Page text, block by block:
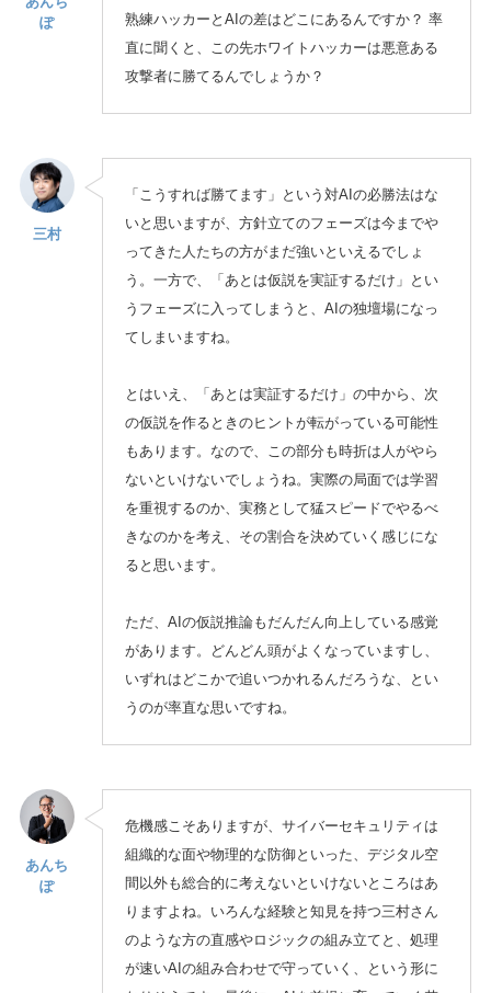
ぽ
熟練ハッカーとAIの差はどこにあるんですか？ 率
直に聞くと、この先ホワイトハッカーは悪意ある
攻撃者に勝てるんでしょうか？
三村
「こうすれば勝てます」という対AIの必勝法はな
いと思いますが、方針立てのフェーズは今までや
ってきた人たちの方がまだ強いといえるでしょ
う。一方で、「あとは仮説を実証するだけ」とい
うフェーズに入ってしまうと、AIの独壇場になっ
てしまいますね。
とはいえ、「あとは実証するだけ」の中から、次
の仮説を作るときのヒントが転がっている可能性
もあります。なので、この部分も時折は人がやら
ないといけないでしょうね。実際の局面では学習
を重視するのか、実務として猛スピードでやるべ
きなのかを考え、その割合を決めていく感じにな
ると思います。
ただ、AIの仮説推論もだんだん向上している感覚
があります。どんどん頭がよくなっていますし、
いずれはどこかで追いつかれるんだろうな、とい
うのが率直な思いですね。
あんち
ぽ
危機感こそありますが、サイバーセキュリティは
組織的な面や物理的な防御といった、デジタル空
間以外も総合的に考えないといけないところはあ
りますよね。いろんな経験と知見を持つ三村さん
のような方の直感やロジックの組み立てと、処理
が速いAIの組み合わせで守っていく、という形に